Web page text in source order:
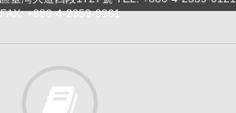
FAX: +886-4-2359-0361